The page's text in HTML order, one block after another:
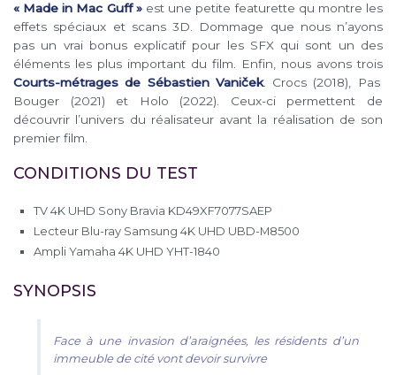
« Made in Mac Guff »est une petite featurette qu montre les
effets spéciaux et scans 3D. Dommage que nous n’ayons
pas un vrai bonus explicatif pour les SFX qui sont un des
éléments les plus important du film. Enfin, nous avons trois
Courts-métrages de Sébastien Vaniček. Crocs (2018), Pas
Bouger (2021) et Holo (2022). Ceux-ci permettent de
découvrir l’univers du réalisateur avant la réalisation de son
premier film.
CONDITIONS DU TEST
TV 4K UHD Sony Bravia KD49XF7077SAEP
Lecteur Blu-ray Samsung 4K UHD UBD-M8500
Ampli Yamaha 4K UHD YHT-1840
SYNOPSIS
Face à une invasion d’araignées, les résidents d’un
immeuble de cité vont devoir survivre